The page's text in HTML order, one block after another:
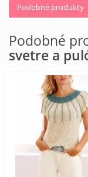
Podobné produkty
Podobné
svetre a